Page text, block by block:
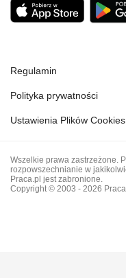
Regulamin
Polityka prywatności
Ustawienia Plików Cookies
Wszelkie prawa zastrzeżone.
rozpowszechnianie w
Praca.pl jest zabronione.
Copyright © 2003 - 2026